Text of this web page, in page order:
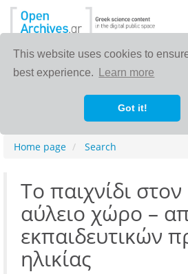
This website uses cookies to
best experience.
Learn more
Got it!
Home page Search
Το παιχνίδι
αύλειο χώρο –
εκπαιδευτικών
ηλικίας